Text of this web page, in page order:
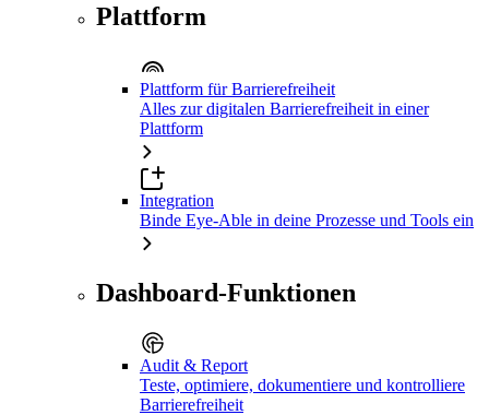
Plattform
Plattform für Barrierefreiheit
Alles zur digitalen Barrierefreiheit in einer
Plattform
Integration
Binde Eye-Able in deine Prozesse und Tools ein
Dashboard-Funktionen
Audit & Report
Teste, optimiere, dokumentiere und kontrolliere
Barrierefreiheit